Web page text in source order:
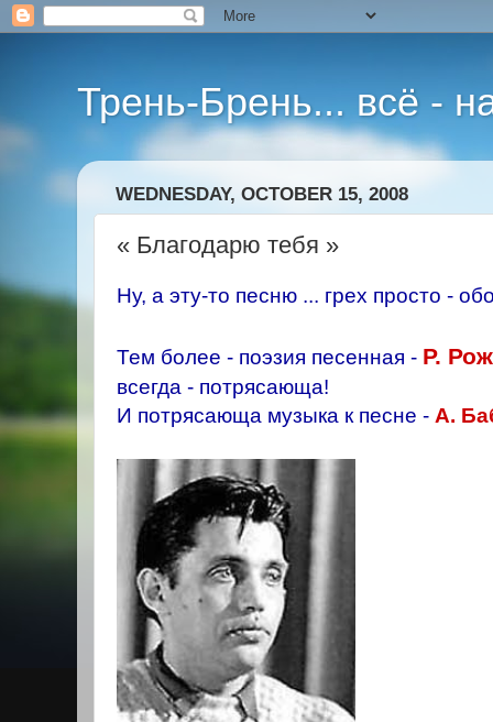
Трень-Брень... всё -
WEDNESDAY, OCTOBER 15, 2008
« Благодарю тебя »
Ну, а эту-то песню ... грех просто -
Тем более - поэзия песенная - Р.
всегда - потрясающа!
И потрясающа музыка к песне - A.